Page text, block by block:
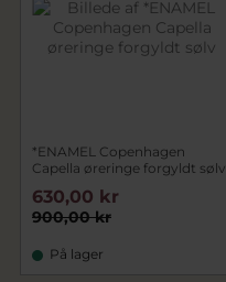
*ENAMEL Copenhagen
Capella øreringe forgyldt sølv
900,00 kr
630,00 kr
På lager